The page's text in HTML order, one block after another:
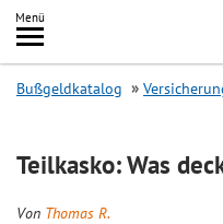
Inhalt
springen
Menü
Bußgeldkatalog
Teilkasko: Was
Von Thomas R.